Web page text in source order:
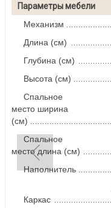
Параметры мебели
Механизм
Длина (см)
Глубина (см)
Высота (см)
Спальное
место ширина
(см)
Спальное
место длина (см)
Наполнитель
Каркас